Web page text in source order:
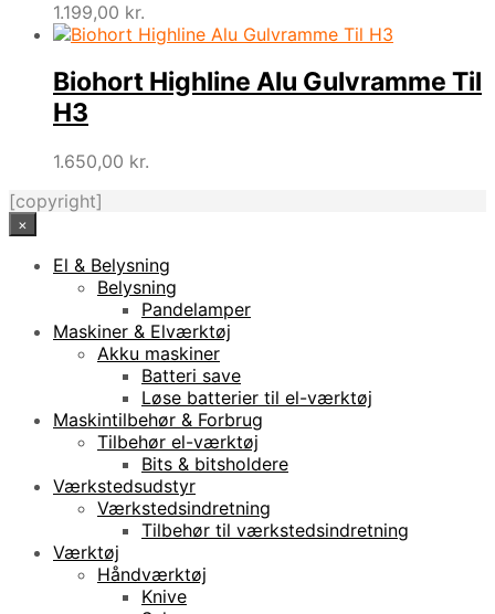
1.199,00 kr.
Biohort Highline Alu Gulvramme Til
H3
1.650,00 kr.
[copyright]
×
El & Belysning
Belysning
Pandelamper
Maskiner & Elværktøj
Akku maskiner
Batteri save
Løse batterier til el-værktøj
Maskintilbehør & Forbrug
Tilbehør el-værktøj
Bits & bitsholdere
Værkstedsudstyr
Værkstedsindretning
Tilbehør til værkstedsindretning
Værktøj
Håndværktøj
Knive